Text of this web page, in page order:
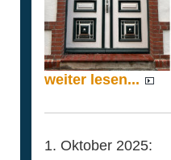
weiter lesen...
1. Oktober 2025: